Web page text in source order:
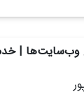
وب‌سایت‌ها |